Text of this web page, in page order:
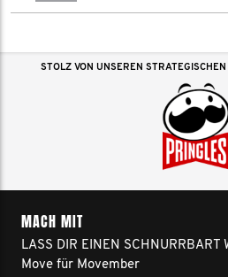
STOLZ VON UNSEREN
MACH MIT
LASS DIR EINEN SCHNURRBART
Move für Movember